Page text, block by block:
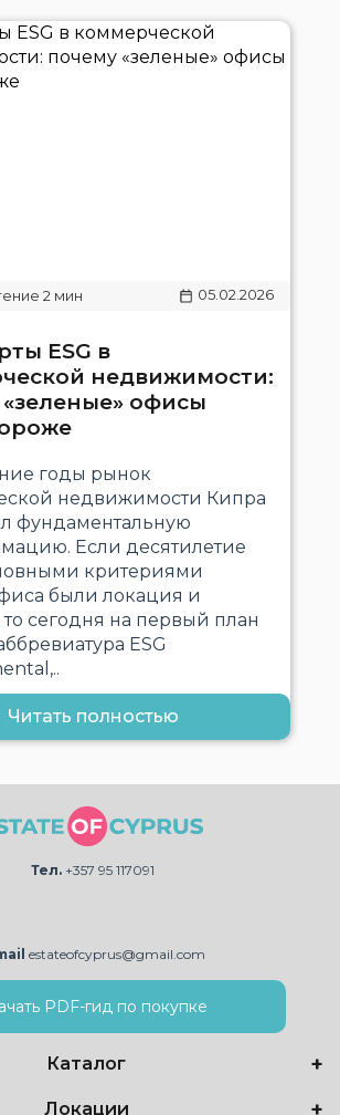
05.02.2026
ESG в
недвижимости:
офисы
годы рынок
недвижимости Кипра
фундаментальную
Если десятилетие
критериями
были локация и
сегодня на первый план
ESG
Читать полностью
Тел. +357 95 117091
estateofcyprus@gmail.com
PDF-гид по покупке
Каталог
Локации